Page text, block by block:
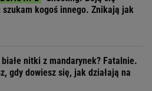
szukam kogoś innego. Znikają jak
nitki z mandarynek? Fatalnie.
gdy dowiesz się, jak działają na